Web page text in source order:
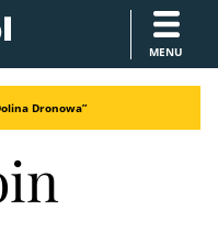
MENU
Dronowa”